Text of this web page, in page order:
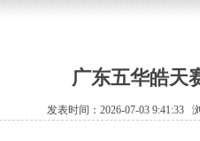
广东五华皓天
发表时间：2026-07-03 9:41:33